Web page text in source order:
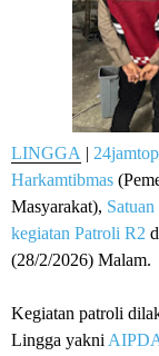
LINGGA |
Harkamtibmas
Masyarakat),
kegiatan Patroli R2
(28/2/2026) Malam.
Kegiatan patroli
Lingga yakni